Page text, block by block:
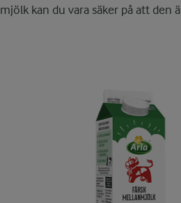
mjölk kan du vara säker på att den